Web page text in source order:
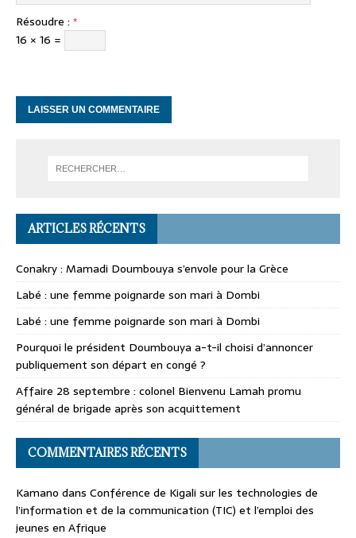
Résoudre : *
16 × 16 =
ARTICLES RÉCENTS
Conakry : Mamadi Doumbouya s’envole pour la Grèce
Labé : une femme poignarde son mari à Dombi
Labé : une femme poignarde son mari à Dombi
Pourquoi le président Doumbouya a-t-il choisi d’annoncer
publiquement son départ en congé ?
Affaire 28 septembre : colonel Bienvenu Lamah promu
général de brigade après son acquittement
COMMENTAIRES RÉCENTS
Kamano dans Conférence de Kigali sur les technologies de
l’information et de la communication (TIC) et l’emploi des
jeunes en Afrique